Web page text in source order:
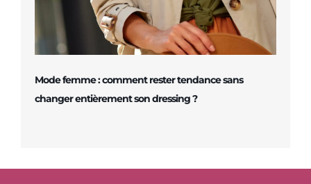
Mode femme : comment rester tendance sans
changer entièrement son dressing ?